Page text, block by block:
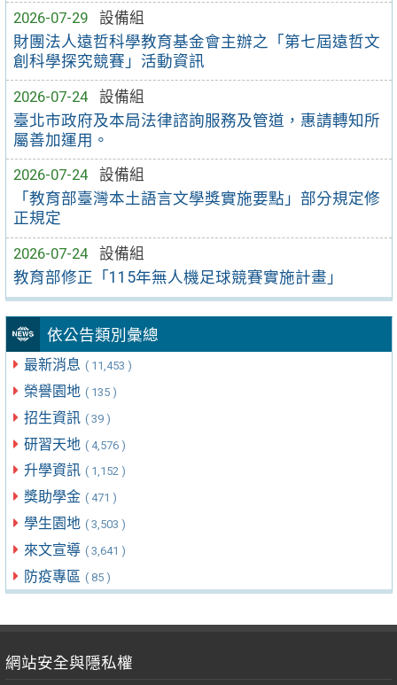
2026-07-29
設備組
財團法人遠哲科學教育基金會主辦之「第七屆遠哲文
創科學探究競賽」活動資訊
2026-07-24
設備組
臺北市政府及本局法律諮詢服務及管道，惠請轉知所
屬善加運用。
2026-07-24
設備組
「教育部臺灣本土語言文學獎實施要點」部分規定修
正規定
2026-07-24
設備組
教育部修正「115年無人機足球競賽實施計畫」
依公告類別彙總
最新消息 ( 11,453 )
榮譽園地 ( 135 )
招生資訊 ( 39 )
研習天地 ( 4,576 )
升學資訊 ( 1,152 )
獎助學金 ( 471 )
學生園地 ( 3,503 )
來文宣導 ( 3,641 )
防疫專區 ( 85 )
網站安全與隱私權